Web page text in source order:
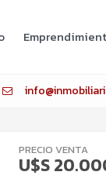
PRECIO VENTA
U$S